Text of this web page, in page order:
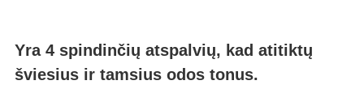
Yra 4 spindinčių atspalvių, kad atitiktų
šviesius ir tamsius odos tonus.